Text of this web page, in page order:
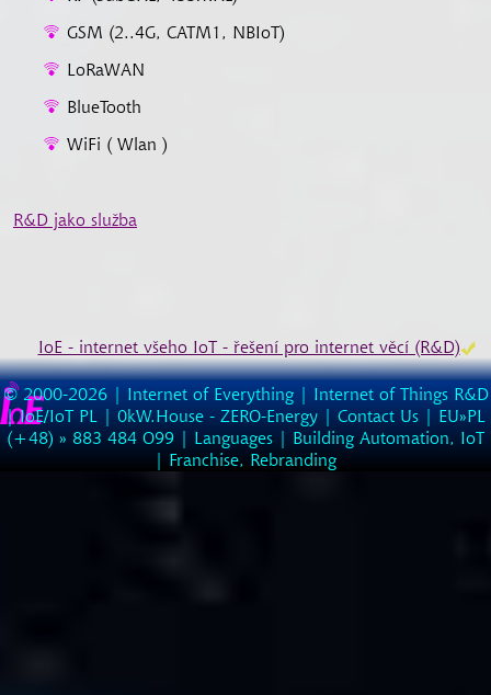
GSM (2..4G, CATM1, NBIoT)
LoRaWAN
BlueTooth
WiFi ( Wlan )
R&D jako služba
IoE - internet všeho IoT - řešení pro internet věcí (R&D)
© 2000-2026 | Internet of Everything | Internet of Things R&D
|IoE/IoT PL | 0kW.House - ZERO-Energy | Contact Us | EU»PL
(+48) » 883 484 O99 | Languages | Building Automation, IoT
| Franchise, Rebranding